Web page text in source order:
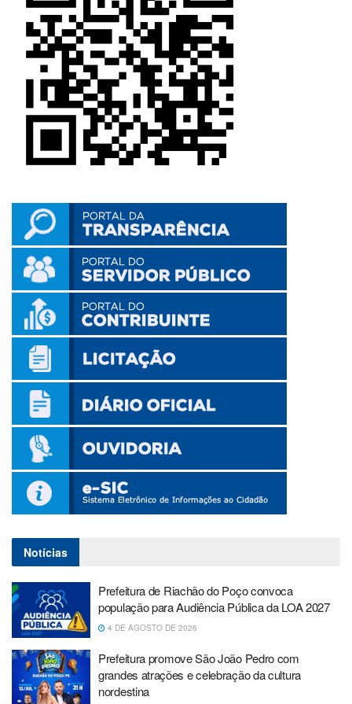
Notícias
Prefeitura de Riachão do Poço convoca
população para Audiência Pública da LOA 2027
4 DE AGOSTO DE 2026
Prefeitura promove São João Pedro com
grandes atrações e celebração da cultura
nordestina